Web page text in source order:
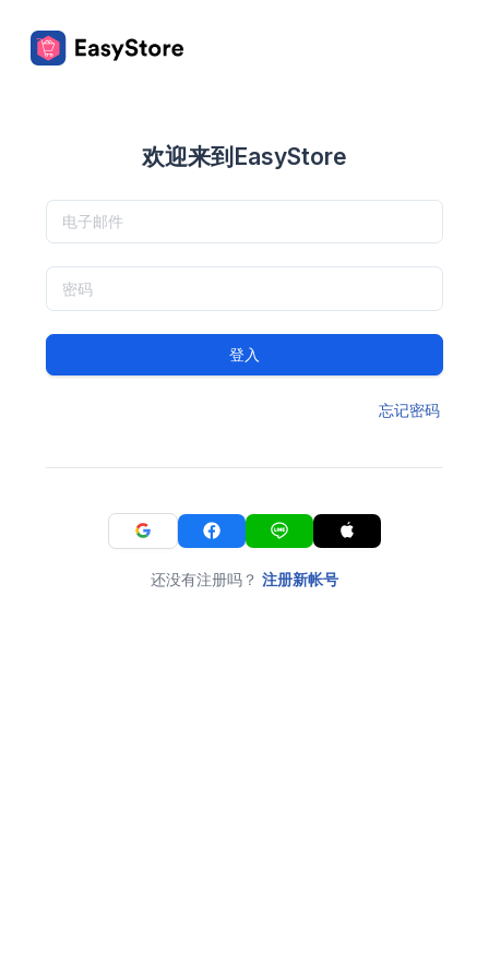
欢迎来到EasyStore
登入
忘记密码
还没有注册吗？ 注册新帐号